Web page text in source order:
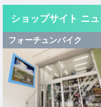
ショップサイト ニ
フォーチュンバイク